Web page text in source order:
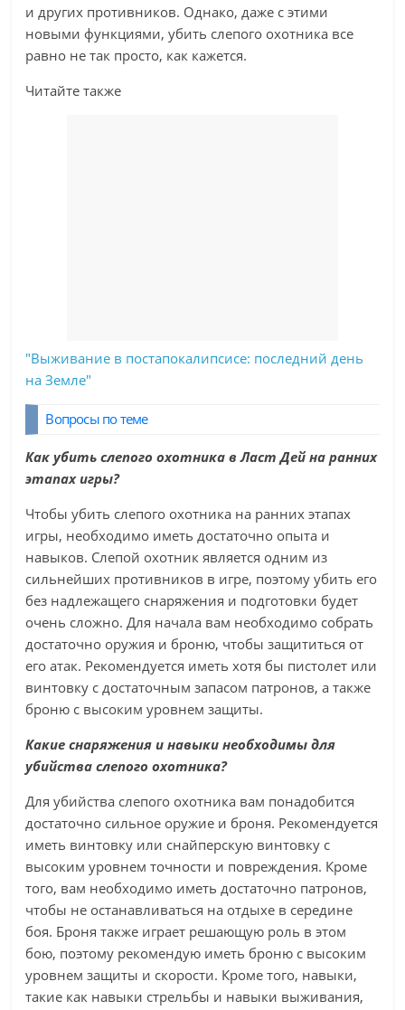
и других противников. Однако, даже с этими
новыми функциями, убить слепого охотника все
равно не так просто, как кажется.
Читайте также
"Выживание в постапокалипсисе: последний день
на Земле"
Вопросы по теме
Как убить слепого охотника в Ласт Дей на ранних
этапах игры?
Чтобы убить слепого охотника на ранних этапах
игры, необходимо иметь достаточно опыта и
навыков. Слепой охотник является одним из
сильнейших противников в игре, поэтому убить его
без надлежащего снаряжения и подготовки будет
очень сложно. Для начала вам необходимо собрать
достаточно оружия и броню, чтобы защититься от
его атак. Рекомендуется иметь хотя бы пистолет или
винтовку с достаточным запасом патронов, а также
броню с высоким уровнем защиты.
Какие снаряжения и навыки необходимы для
убийства слепого охотника?
Для убийства слепого охотника вам понадобится
достаточно сильное оружие и броня. Рекомендуется
иметь винтовку или снайперскую винтовку с
высоким уровнем точности и повреждения. Кроме
того, вам необходимо иметь достаточно патронов,
чтобы не останавливаться на отдыхе в середине
боя. Броня также играет решающую роль в этом
бою, поэтому рекомендую иметь броню с высоким
уровнем защиты и скорости. Кроме того, навыки,
такие как навыки стрельбы и навыки выживания,